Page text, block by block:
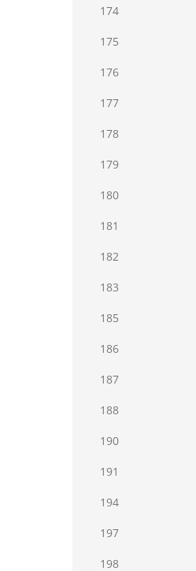
174
175
176
177
178
179
180
181
182
183
185
186
187
188
190
191
194
197
198